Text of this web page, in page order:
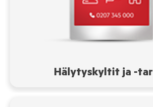
Hälytyskyltit ja -